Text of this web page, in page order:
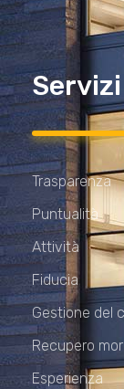
Servizi
Trasparenza
Puntualità
Attività
Fiducia
Gestione del
Recupero
Esperienza